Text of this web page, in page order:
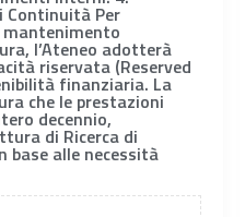
Continuità Per
mantenimento
l’Ateneo adotterà
riservata (Reserved
finanziaria. La
che le prestazioni
decennio,
di Ricerca di
base alle necessità